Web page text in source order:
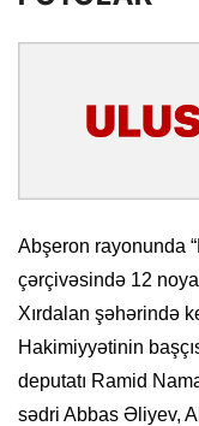
Abşeron rayonunda
çərçivəsində 12
Xırdalan şəhərində
Hakimiyyətinin
deputatı Ramid
sədri Abbas Əliyev,